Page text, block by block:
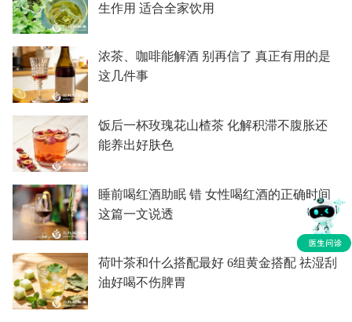
生作用 适合全家饮用
浓茶、咖啡能解酒 别再信了 真正有用的是
这几件事
饭后一杯玫瑰花山楂茶 化解积滞不腹胀还
能养出好肤色
睡前喝红酒助眠 错 女性喝红酒的正确时间
这篇一文说透
荷叶茶和什么搭配最好 6组黄金搭配 祛湿刮
油好喝不伤脾胃